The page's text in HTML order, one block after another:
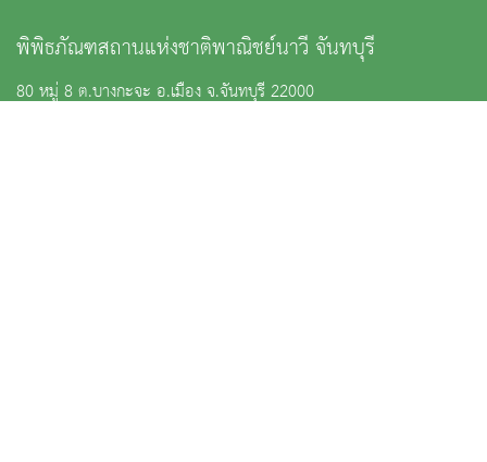
พิพิธภัณฑสถานแห่งชาติพาณิชย์นาวี จันทบุรี
80 หมู่ 8 ต.บางกะจะ อ.เมือง จ.จันทบุรี 22000